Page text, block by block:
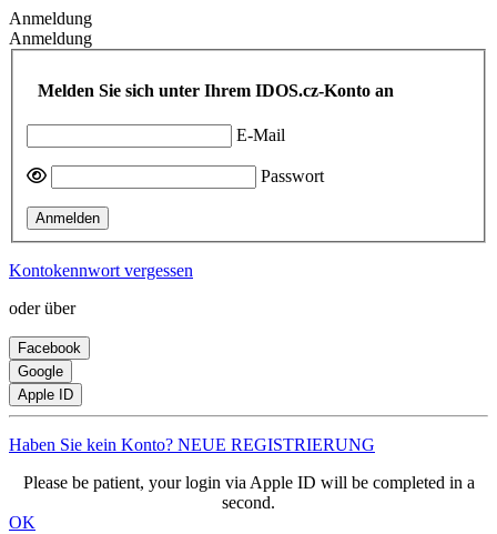
Anmeldung
Anmeldung
Melden Sie sich unter Ihrem IDOS.cz-Konto an
E-Mail
Passwort
Anmelden
Kontokennwort vergessen
oder über
Facebook
Google
Apple ID
Haben Sie kein Konto? NEUE REGISTRIERUNG
Please be patient, your login via Apple ID will be completed in a
second.
OK